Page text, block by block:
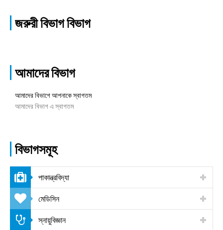
জরুরী বিভাগ বিভাগ
আমাদের বিভাগ
আমাদের বিভাগে আপনাকে স্বাগতম
আমাদের বিভাগ এ স্বাগতম
বিভাগসমূহ
পাকান্ত্রবিদ্যা
মেডিসিন
স্নায়ুবিজ্ঞান